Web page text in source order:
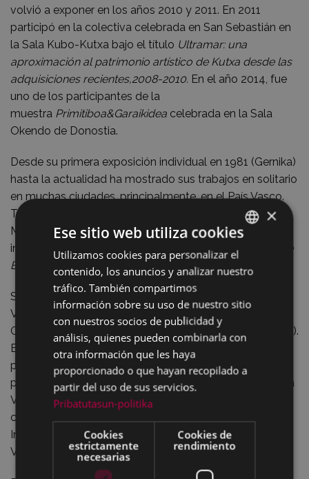
volvió a exponer en los años 2010 y 2011. En 2011
participó en la colectiva celebrada en San Sebastián en
la Sala Kubo-Kutxa bajo el título Ultramar: una
aproximación al patrimonio artístico de Kutxa desde las
adquisiciones recientes,2008-2010. En el año 2014, fue
uno de los participantes de la
muestra Primitiboa&Garaikidea celebrada en la Sala
Okendo de Donostia.
Desde su primera exposición individual en 1981 (Gernika)
hasta la actualidad ha mostrado sus trabajos en solitario
en muchas ciudades, principalmente, en el País Vasco.
También ha realizado exposiciones en Salamanca,
Madrid y Colonia. Su última muestra
individual (Attraction ) se ha celebrado en la galería
Broitman
de Biarritz en 2016.
Suyos son el Primer Premio de la V Bienal Plástica de
Vitoria (1980), el XXIII Certamen de Artistas Noveles de
Gipuzkoa (1982) y el Premio Bancaixa de Valencia (1993).
En 1997 ganó el concurso
Bilbao Ría 2000
por el Ayuntamiento de la capital vizcaína. En 2002 fue
premiado en el II Certamen de Escultura Pública de Caja
Vital, y en 2005 logró el primer premio de escultura
conmemorativo del 125 aniversario del Colegio de
Ingenieros de Caminos, Canales y Puertos del País
Vasco.
BASQUE
SPANISH
×
Ese sitio web utiliza cookies
Utilizamos cookies para personalizar el
contenido, los anuncios y analizar nuestro
tráfico. También compartimos
información sobre su uso de nuestro sitio
con nuestros socios de publicidad y
análisis, quienes pueden combinarla con
otra información que les haya
proporcionado o que hayan recopilado a
partir del uso de sus servicios.
Pribatutasun-politika
Cookies
estrictamente
necesarias
Cookies de
rendimiento